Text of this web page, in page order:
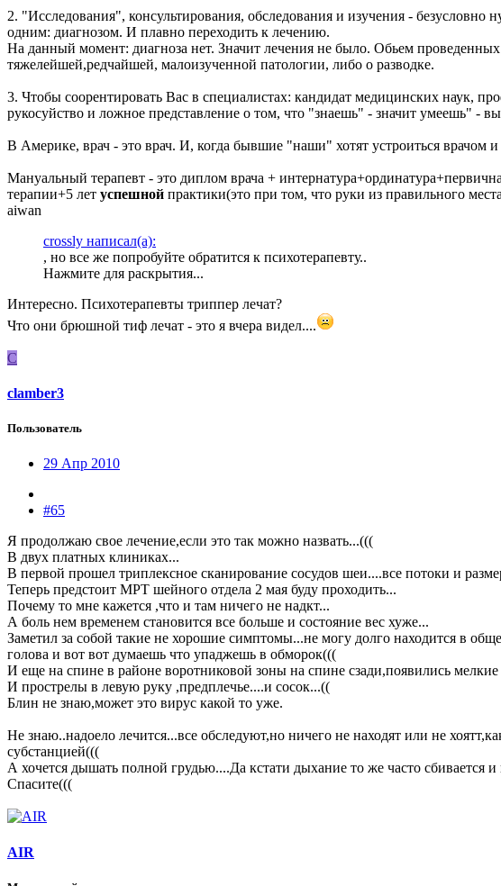
2. "Исследования", консультирования, обследования и изучения -
одним: диагнозом. И плавно переходить к лечению.
На данный момент: диагноза нет. Значит лечения не было. Обьем
тяжелейшей,редчайшей, малоизученной патологии, либо о разводке.
3. Чтобы соорентировать Вас в специалистах: кандидат медицинских наук,
рукосуйство и ложное представление о том, что "знаешь" - значит умеешь" -
В Америке, врач - это врач. И, когда бывшие "наши" хотят устроиться
Мануальный терапевт - это диплом врача +
терапии+5 лет успешной практики(это при том, что руки из правильного
aiwan
crossly написал(а):
, но все же попробуйте обратится к психотерапевту..
Нажмите для раскрытия...
Интересно. Психотерапевты триппер лечат?
Что они брюшной тиф лечат - это я вчера видел....
C
clamber3
Пользователь
29 Апр 2010
#65
Я продолжаю свое лечение,если это так можно назвать...(((
В двух платных клиниках...
В первой прошел триплексное сканирование сосудов шеи....все потоки и
Теперь предстоит МРТ шейного отдела 2 мая буду проходить...
Почему то мне кажется ,что и там ничего не надкт...
А боль нем временем становится все больше и состояние вес хуже...
Заметил за собой такие не хорошие симптомы...не могу долго находится в
голова и вот вот думаешь что упаджешь в обморок(((
И еще на спине в районе воротниковой зоны на спине сзади,появились
И прострелы в левую руку ,предплечье....и сосок...((
Блин не знаю,может это вирус какой то уже.
Не знаю..надоело лечится...все обследуют,но ничего не находят или не
субстанцией(((
А хочется дышать полной грудью....Да кстати дыхание то же часто сбивается
Спасите(((
AIR